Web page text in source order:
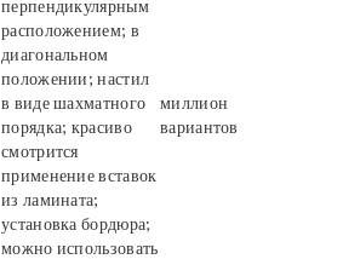
перпендикулярным
расположением; в
диагональном
положении; настил
в виде шахматного
порядка; красиво
смотрится
применение вставок
из ламината;
установка бордюра;
можно использовать
миллион
вариантов